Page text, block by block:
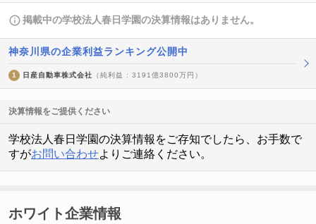
掲載中の学校法人春日学園の決算情報はありません。
神奈川県の企業利益ランキング公開中
1 日産自動車株式会社 （純利益 : 3191億3800万円）
決算情報をご提供ください
学校法人春日学園の決算情報をご存知でしたら、お手数で
すがお問い合わせよりご連絡ください。
ホワイト企業情報